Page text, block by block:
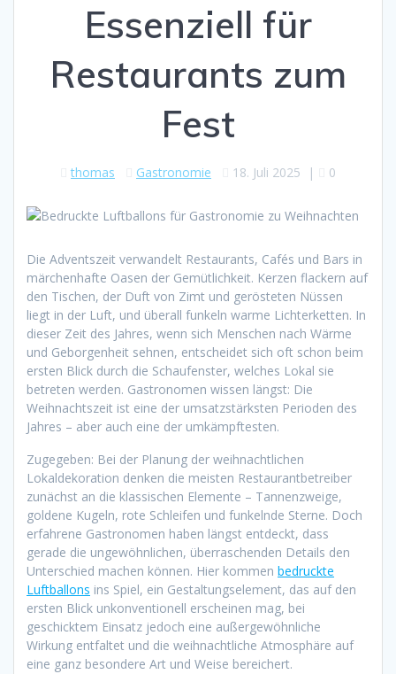
Essenziell für
Restaurants zum
Fest
thomas Gastronomie 18. Juli 2025 | 0
Die Adventszeit verwandelt Restaurants, Cafés und Bars in
märchenhafte Oasen der Gemütlichkeit. Kerzen flackern auf
den Tischen, der Duft von Zimt und gerösteten Nüssen
liegt in der Luft, und überall funkeln warme Lichterketten. In
dieser Zeit des Jahres, wenn sich Menschen nach Wärme
und Geborgenheit sehnen, entscheidet sich oft schon beim
ersten Blick durch die Schaufenster, welches Lokal sie
betreten werden. Gastronomen wissen längst: Die
Weihnachtszeit ist eine der umsatzstärksten Perioden des
Jahres – aber auch eine der umkämpftesten.
Zugegeben: Bei der Planung der weihnachtlichen
Lokaldekoration denken die meisten Restaurantbetreiber
zunächst an die klassischen Elemente – Tannenzweige,
goldene Kugeln, rote Schleifen und funkelnde Sterne. Doch
erfahrene Gastronomen haben längst entdeckt, dass
gerade die ungewöhnlichen, überraschenden Details den
Unterschied machen können. Hier kommen bedruckte
Luftballons ins Spiel, ein Gestaltungselement, das auf den
ersten Blick unkonventionell erscheinen mag, bei
geschicktem Einsatz jedoch eine außergewöhnliche
Wirkung entfaltet und die weihnachtliche Atmosphäre auf
eine ganz besondere Art und Weise bereichert.